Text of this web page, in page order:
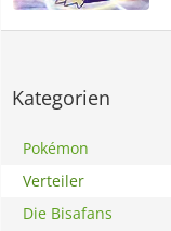
Kategorien
Pokémon
Verteiler
Die Bisafans